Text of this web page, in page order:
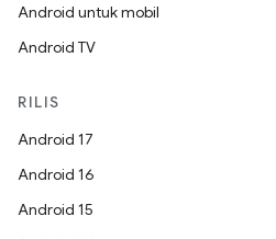
Android untuk mobil
Android TV
RILIS
Android 17
Android 16
Android 15